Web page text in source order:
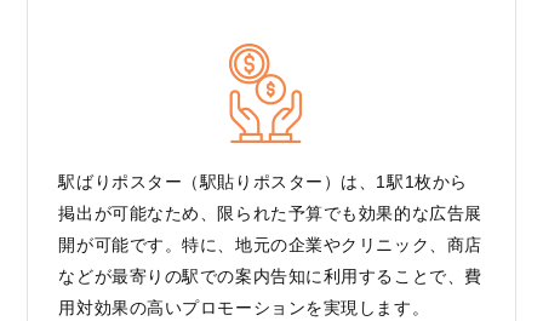
駅ばりポスター（駅貼りポスター）は、1駅1枚から
掲出が可能なため、限られた予算でも効果的な広告展
開が可能です。特に、地元の企業やクリニック、商店
などが最寄りの駅での案内告知に利用することで、費
用対効果の高いプロモーションを実現します。